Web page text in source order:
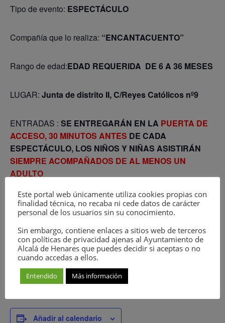
Tipo de evento: ESPECTÁCULO
Compañía que lo realiza: “ENCANTACUENTO”
Rango de edad:EDAD REQUERIDA DE 6 A 36 MESES
LUGAR: Junta de distrito II, C/Reyes Católicos nº9
ENTRADAS : SE ENTREGARÁN EN LA PUERTA DE
ACCESO, 30 MINUTOS ANTES DE CADA
ESPECTÁCULO, LOS NIÑOS Y NIÑAS ASISTIRÁN
SIEMPRE ACOMPAÑADOS DE AL MENOS UN
ADULTO
Descripción:
Cuentos para la primera edad, canciones de falda,
rutinas, retahílas, juegos de dedos…
Añadir al calendario
Este portal web únicamente utiliza cookies propias con
finalidad técnica, no recaba ni cede datos de carácter
personal de los usuarios sin su conocimiento.
Sin embargo, contiene enlaces a sitios web de terceros
con políticas de privacidad ajenas al Ayuntamiento de
Alcalá de Henares que puedes decidir si aceptas o no
cuando accedas a ellos.
Entendido Más información